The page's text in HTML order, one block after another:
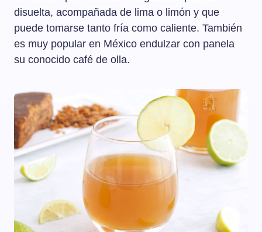
disuelta, acompañada de lima o limón y que
puede tomarse tanto fría como caliente. También
es muy popular en México endulzar con panela
su conocido café de olla.